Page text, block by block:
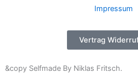
Impressum
Vertrag
&copy Selfmade By Niklas Fritsch.